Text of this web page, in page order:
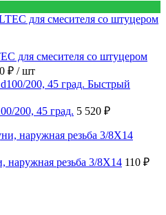
для смесителя со штуцером
₽ / шт
Быстрый
200, 45 град. 5 520 ₽
наружная резьба 3/8X14 110 ₽